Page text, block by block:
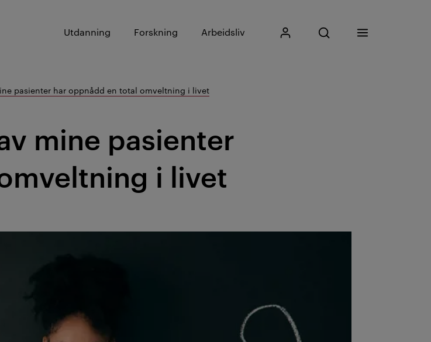
Utdanning Forskning Arbeidsliv Mitt KristianiaÅpne søk
Skriv inn søkefrase
Søk
Meny
pasienter har oppnådd en total omveltning i livet
mine pasienter
i livet